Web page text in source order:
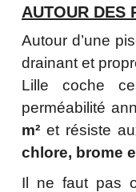
AUTOUR DES
Autour d’une
drainant et
Lille coche
perméabilité
m² et résiste
chlore, brome
Il ne faut pas